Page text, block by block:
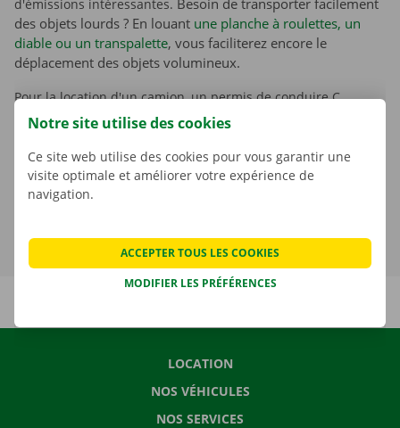
d'émissions intéressantes. Besoin de transporter facilement
des objets lourds ? En louant une planche à roulettes, un
diable ou un transpalette, vous faciliterez encore le
déplacement des objets volumineux.
Pour la location d'un camion, un permis de conduire C
valable est nécessaire. Vous trouverez de plus amples
de conducteur digitale, la redevance kilométrique pour les
camions et la réglementation concernant le chargement et la
charge autorisée par essieu
LOCATION
NOS VÉHICULES
NOS SERVICES
Notre site utilise des cookies
Ce site web utilise des cookies pour vous garantir une
visite optimale et améliorer votre expérience de
navigation.
MODIFIER LES PRÉFÉRENCES
ACCEPTER TOUS LES COOKIES